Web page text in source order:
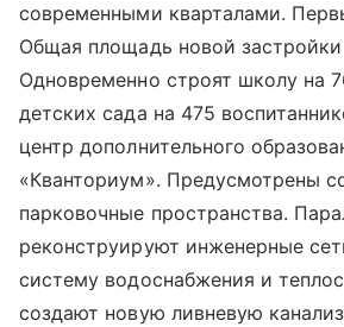
современными кварталами.
Общая площадь новой
Одновременно строят школу на
детских сада на 475
центр дополнительного
«Кванториум». Предусмотрены
парковочные пространства.
реконструируют инженерные
систему водоснабжения и
создают новую ливневую